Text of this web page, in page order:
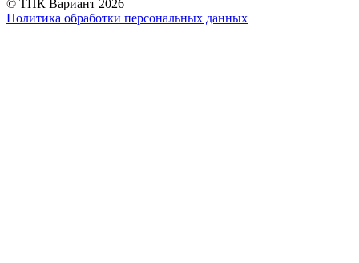
© ТПК Вариант 2026
Политика обработки персональных данных